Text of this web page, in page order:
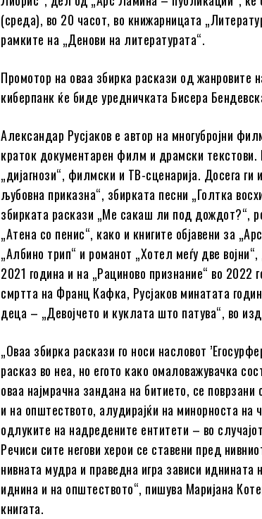
(среда), во 20 часот, во книжарницата
рамките на „Денови на литературата“.
Промотор на оваа збирка раскази од жанровите
киберпанк ќе биде уредничката Бисера
Александар Русјаков е автор на многубројни
краток документарен филм и драмски текстови.
„дијагнози“, филмски и ТВ-сценарија. Досега
љубовна приказна“, збирката песни „Голтка
збирката раскази „Ме сакаш ли под дождот?“,
„Атена со пенис“, како и книгите објавени за
„Албино трип“ и романот „Хотел меѓу две
2021 година и на „Рациново признание“ во 2022
смртта на Франц Кафка, Русјаков минатата
деца – „Девојчето и куклата што патува“, во
„Оваа збирка раскази го носи насловот
расказ во неа, но егото како омаловажувачка
оваа најмрачна зандана на битието, се
и на општеството, алудирајќи на минорноста на
одлуките на надредените ентитети – во
Речиси сите негови херои се ставени пред
нивната мудра и праведна игра зависи
иднина и на општеството“, пишува Маријана
книгата.